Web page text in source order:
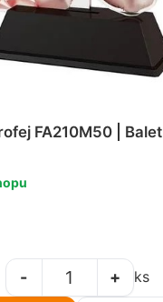
FA210M50 | Balet
+
- ks